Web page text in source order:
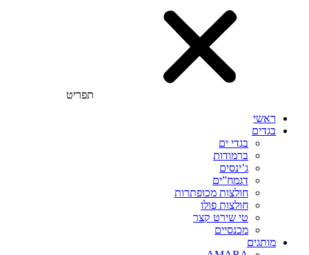
תפריט
ראשי
בגדים
בגדי ים
ברמודות
ג’ינסים
דגמח”ים
חולצות מכופתרות
חולצות פולו
טי שירט קצר
מכנסיים
מותגים